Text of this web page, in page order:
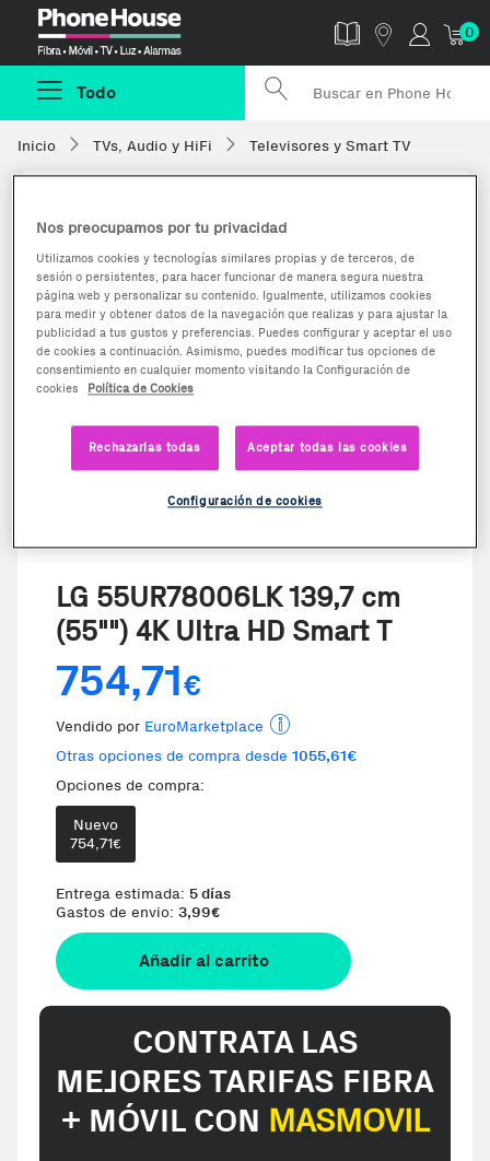
0
Todo
Inicio TVs, Audio y HiFi Televisores y Smart TV
LG 55UR78006LK 139,7 cm
(55"") 4K Ultra HD Smart T
754,71€
Vendido por EuroMarketplace
Otras opciones de compra desde 1055,61€
Opciones de compra:
Nuevo
754,71€
Entrega estimada: 5 días
Gastos de envio: 3,99€
Añadir al carrito
CONTRATA LAS
MEJORES TARIFAS FIBRA
+ MÓVIL CON MASMOVIL
Nos preocupamos por tu privacidad
Utilizamos cookies y tecnologías similares propias y de terceros, de
sesión o persistentes, para hacer funcionar de manera segura nuestra
página web y personalizar su contenido. Igualmente, utilizamos cookies
para medir y obtener datos de la navegación que realizas y para ajustar la
publicidad a tus gustos y preferencias. Puedes configurar y aceptar el uso
de cookies a continuación. Asimismo, puedes modificar tus opciones de
consentimiento en cualquier momento visitando la Configuración de
cookies
Política de Cookies
Rechazarlas todas Aceptar todas las cookies
Configuración de cookies